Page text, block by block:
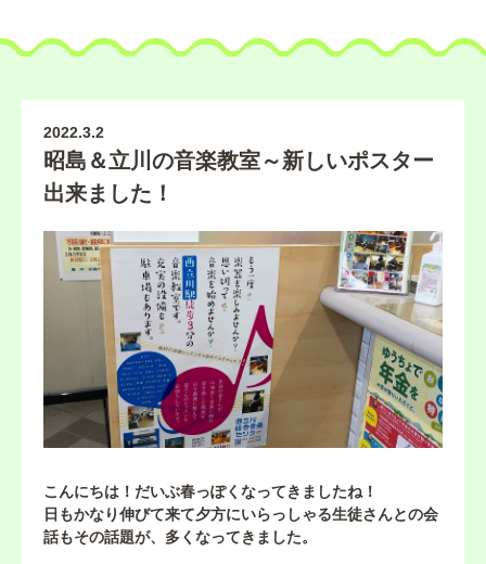
2022.3.2
昭島＆立川の音楽教室～新しいポスター
出来ました！
こんにちは！だいぶ春っぽくなってきましたね！
日もかなり伸びて来て夕方にいらっしゃる生徒さんとの会
話もその話題が、多くなってきました。